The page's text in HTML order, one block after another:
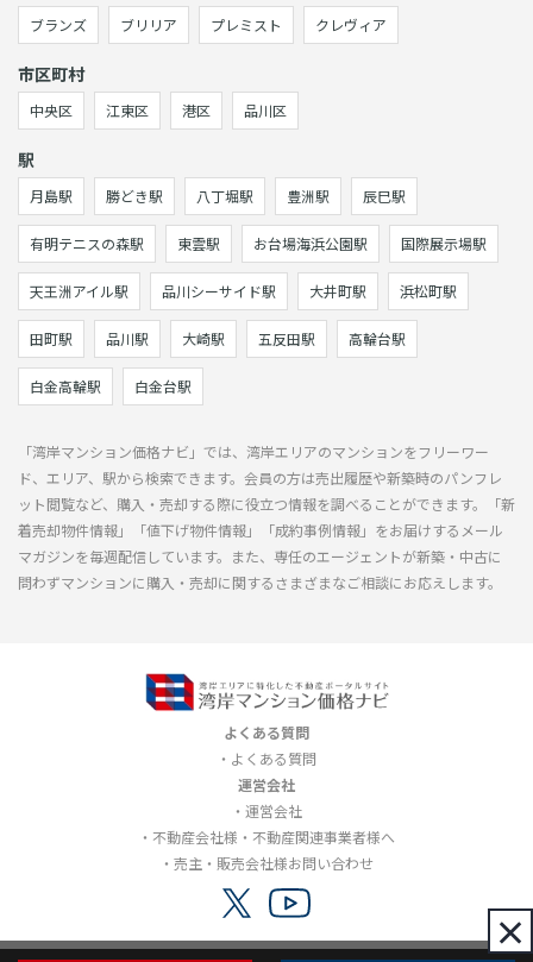
×
ブランズ ブリリア プレミスト クレヴィア
市区町村
中央区 江東区 港区 品川区
駅
月島駅 勝どき駅 八丁堀駅 豊洲駅 辰巳駅
有明テニスの森駅 東雲駅 お台場海浜公園駅 国際展示場駅
天王洲アイル駅 品川シーサイド駅 大井町駅 浜松町駅
田町駅 品川駅 大崎駅 五反田駅 高輪台駅
白金高輪駅 白金台駅
「湾岸マンション価格ナビ」では、湾岸エリアのマンションをフリーワー
ド、エリア、駅から検索できます。会員の方は売出履歴や新築時のパンフレ
ット閲覧など、購入・売却する際に役立つ情報を調べることができます。「新
着売却物件情報」「値下げ物件情報」「成約事例情報」をお届けするメール
マガジンを毎週配信しています。また、専任のエージェントが新築・中古に
問わずマンションに購入・売却に関するさまざまなご相談にお応えします。
よくある質問
よくある質問
運営会社
運営会社
不動産会社様・不動産関連事業者様へ
売主・販売会社様お問い合わせ